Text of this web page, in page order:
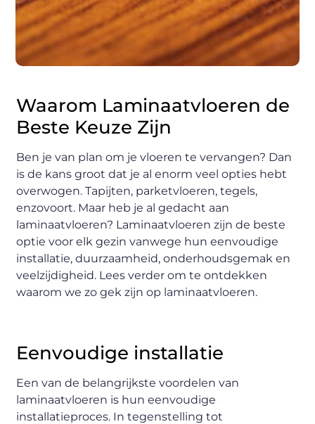
Waarom Laminaatvloeren de
Beste Keuze Zijn
Ben je van plan om je vloeren te vervangen? Dan
is de kans groot dat je al enorm veel opties hebt
overwogen. Tapijten, parketvloeren, tegels,
enzovoort. Maar heb je al gedacht aan
laminaatvloeren? Laminaatvloeren zijn de beste
optie voor elk gezin vanwege hun eenvoudige
installatie, duurzaamheid, onderhoudsgemak en
veelzijdigheid. Lees verder om te ontdekken
waarom we zo gek zijn op laminaatvloeren.
Eenvoudige installatie
Een van de belangrijkste voordelen van
laminaatvloeren is hun eenvoudige
installatieproces. In tegenstelling tot